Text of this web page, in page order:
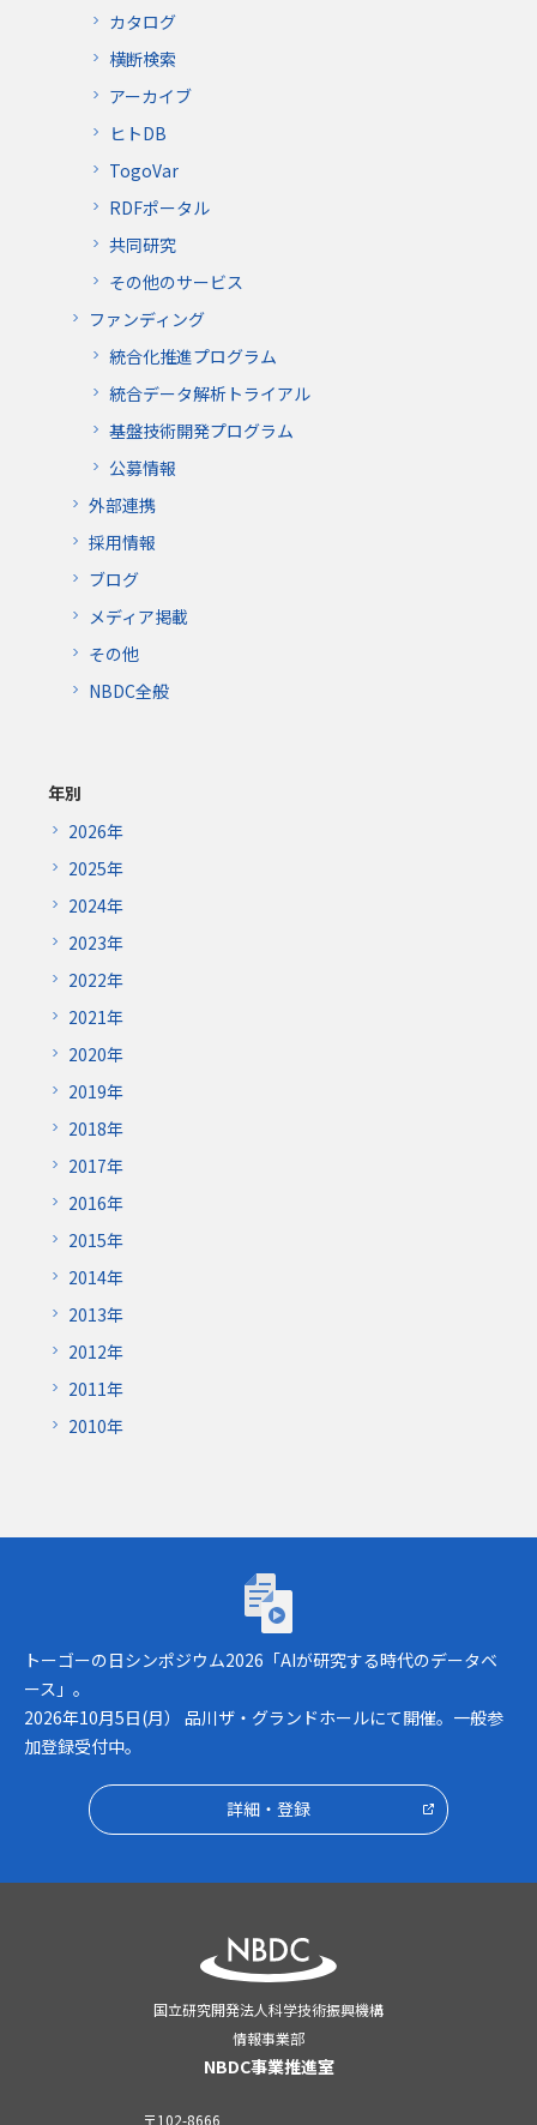
カタログ
横断検索
アーカイブ
ヒトDB
TogoVar
RDFポータル
共同研究
その他のサービス
ファンディング
統合化推進プログラム
統合データ解析トライアル
基盤技術開発プログラム
公募情報
外部連携
採用情報
ブログ
メディア掲載
その他
NBDC全般
年別
2026年
2025年
2024年
2023年
2022年
2021年
2020年
2019年
2018年
2017年
2016年
2015年
2014年
2013年
2012年
2011年
2010年
トーゴーの日シンポジウム2026「AIが研究
トーゴーの日シンポジウム2026「AIが研究する時代のデータベ
ース」。
2026年10月5日(月） 品川ザ・グランドホールにて開催。一般参
加登録受付中。
詳細・登録
国立研究開発法人科学技術振興機構
情報事業部
NBDC事業推進室
〒102-8666